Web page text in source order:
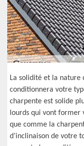
La solidité et la nature
conditionnera votre
charpente est solide
lourds qui vont
que comme la
d’inclinaison de votre